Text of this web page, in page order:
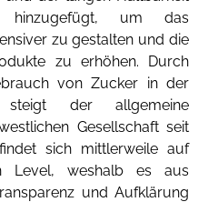
um das
zu gestalten und die
zu erhöhen. Durch
von Zucker in der
steigt der allgemeine
Gesellschaft seit
sich mittlerweile auf
Level, weshalb es aus
und Aufklärung